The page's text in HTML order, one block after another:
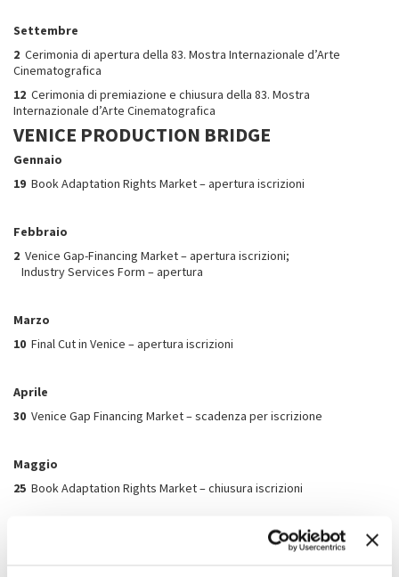
Settembre
2 Cerimonia di apertura della 83. Mostra Internazionale d’Arte
Cinematografica
12 Cerimonia di premiazione e chiusura della 83. Mostra
Internazionale d’Arte Cinematografica
VENICE PRODUCTION BRIDGE
Gennaio
19 Book Adaptation Rights Market – apertura iscrizioni
Febbraio
2 Venice Gap-Financing Market – apertura iscrizioni;
Industry Services Form – apertura
Marzo
10 Final Cut in Venice – apertura iscrizioni
Aprile
30 Venice Gap Financing Market – scadenza per iscrizione
Maggio
25 Book Adaptation Rights Market – chiusura iscrizioni